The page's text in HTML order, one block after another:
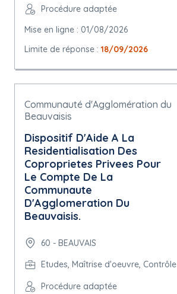
Procédure adaptée
Mise en ligne : 01/08/2026
Limite de réponse : 18/09/2026
Communauté d'Agglomération du
Beauvaisis
Dispositif D'Aide A La
Residentialisation Des
Coproprietes Privees Pour
Le Compte De La
Communaute
D'Agglomeration Du
Beauvaisis.
60 - BEAUVAIS
Etudes, Maîtrise d'oeuvre, Contrôle
Procédure adaptée